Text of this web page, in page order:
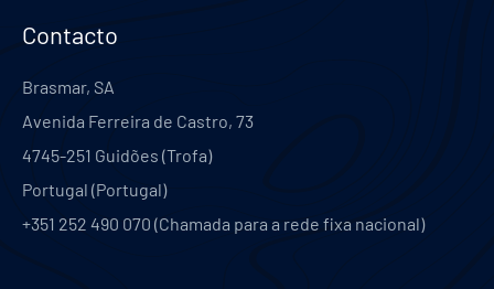
Contacto
Brasmar, SA
Avenida Ferreira de Castro, 73
4745-251 Guidões (Trofa)
Portugal (Portugal)
+351 252 490 070 (Chamada para a rede fixa nacional)